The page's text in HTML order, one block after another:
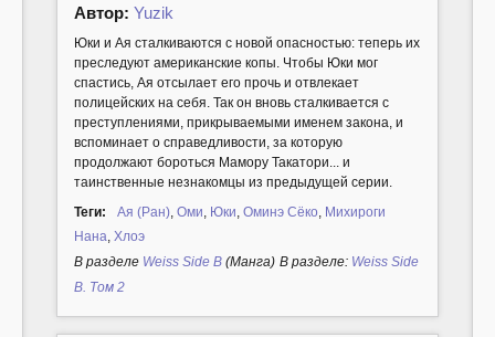
Автор: Yuzik
Юки и Ая сталкиваются с новой опасностью: теперь их
преследуют американские копы. Чтобы Юки мог
спастись, Ая отсылает его прочь и отвлекает
полицейских на себя. Так он вновь сталкивается с
преступлениями, прикрываемыми именем закона, и
вспоминает о справедливости, за которую
продолжают бороться Мамору Такатори... и
таинственные незнакомцы из предыдущей серии.
Теги:
Ая (Ран) Оми Юки Оминэ Сёко Михироги
Нана Хлоэ
В разделе Weiss Side B (Манга) В разделе: Weiss Side
B. Том 2